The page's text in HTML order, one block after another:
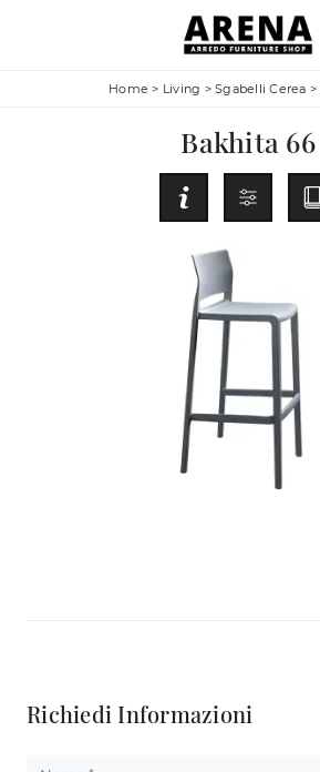
Home > Living >Sgabelli Cerea >
Bakhita 66
Richiedi Informazioni